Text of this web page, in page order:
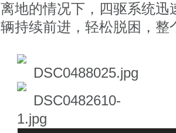
离地的情况下，四驱系统
辆持续前进，轻松脱困，整